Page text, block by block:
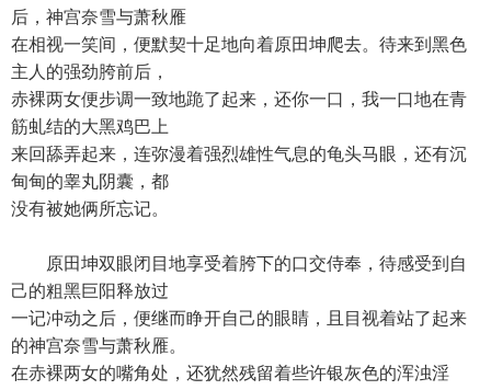
后，神宫奈雪与萧秋雁
在相视一笑间，便默契十足地向着原田坤爬去。待来到黑色
主人的强劲胯前后，
赤裸两女便步调一致地跪了起来，还你一口，我一口地在青
筋虬结的大黑鸡巴上
来回舔弄起来，连弥漫着强烈雄性气息的龟头马眼，还有沉
甸甸的睾丸阴囊，都
没有被她俩所忘记。
原田坤双眼闭目地享受着胯下的口交侍奉，待感受到自
己的粗黑巨阳释放过
一记冲动之后，便继而睁开自己的眼睛，且目视着站了起来
的神宫奈雪与萧秋雁。
在赤裸两女的嘴角处，还犹然残留着些许银灰色的浑浊淫